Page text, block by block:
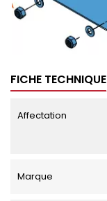
FICHE TECHNIQUE
Affectation
Marque